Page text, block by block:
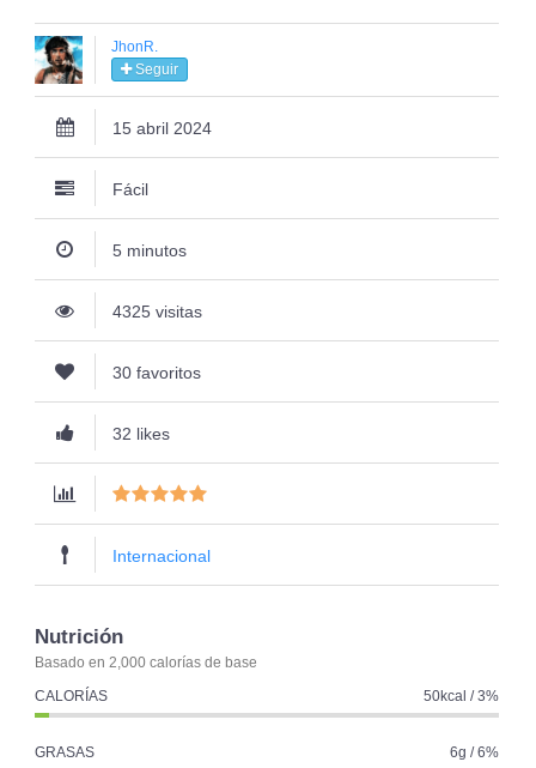
JhonR.
Seguir
15 abril 2024
Fácil
5 minutos
4325 visitas
30 favoritos
32 likes
Internacional
Nutrición
Basado en 2,000 calorías de base
CALORÍAS
50kcal / 3%
GRASAS 6g / 6%